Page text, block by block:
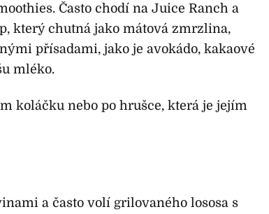
Často chodí na Juice Ranch a
který chutná jako mátová zmrzlina,
přísadami, jako je avokádo, kakaové
mléko.
koláčku nebo po hrušce, která je jejím
a často volí grilovaného lososa s